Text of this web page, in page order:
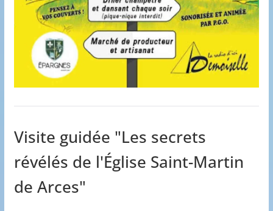
Visite guidée "Les secrets
révélés de l'Église Saint-Martin
de Arces"